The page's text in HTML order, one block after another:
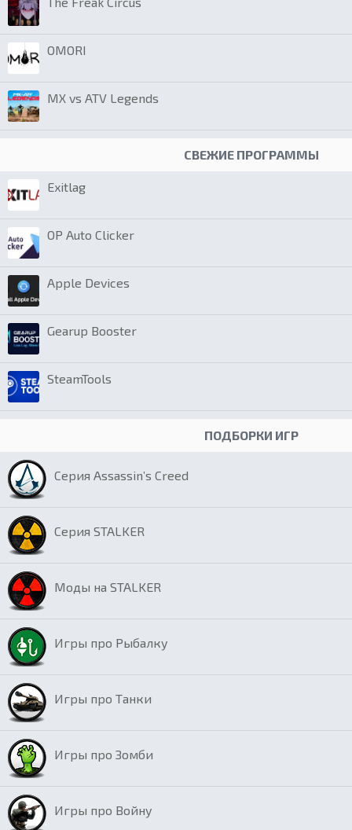
OMORI
MX vs ATV Legends
СВЕЖИЕ ПРОГРАММЫ
Exitlag
OP Auto Clicker
Apple Devices
Gearup Booster
SteamTools
ПОДБОРКИ ИГР
Серия Assassin’s Creed
Серия STALKER
Моды на STALKER
Игры про Рыбалку
Игры про Танки
Игры про Зомби
Игры про Войну